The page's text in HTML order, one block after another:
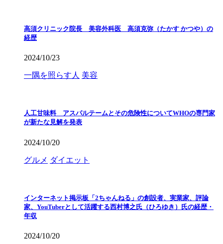
高須クリニック院長 美容外科医 高須克弥（たかす かつや）の
経歴
2024/10/23
一隅を照らす人 美容
人工甘味料 アスパルテームとその危険性についてWHOの専門家
が新たな見解を発表
2024/10/20
グルメ ダイエット
インターネット掲示板「2ちゃんねる」の創設者、実業家、評論
家、YouTuberとして活躍する西村博之氏（ひろゆき）氏の経歴・
年収
2024/10/20